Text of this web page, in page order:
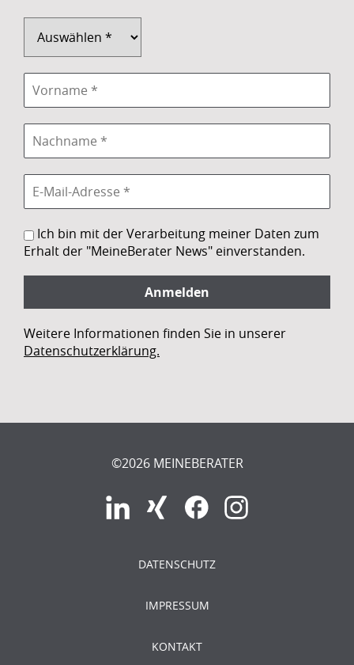
Ich bin mit der Verarbeitung meiner Daten zum
Erhalt der "MeineBerater News" einverstanden.
Weitere Informationen finden Sie in unserer
Datenschutzerklärung.
©2026 MEINEBERATER
DATENSCHUTZ
IMPRESSUM
KONTAKT